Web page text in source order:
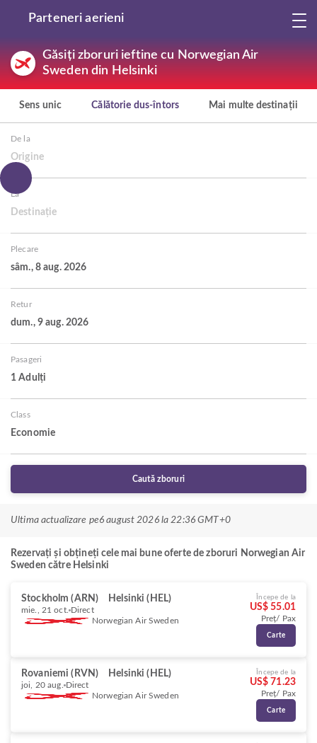
Parteneri aerieni
Găsiți zboruri ieftine cu Norwegian Air
Sweden din Helsinki
Sens unic Călătorie dus-întors Mai multe destinații
De la
Origine
La
Destinație
Plecare
sâm., 8 aug. 2026
Retur
dum., 9 aug. 2026
Pasageri
1 Adulți
Class
Economie
Caută zboruri
Ultima actualizare pe6 august 2026 la 22:36 GMT+0
Rezervați și obțineți cele mai bune oferte de zboruri Norwegian Air
Sweden către Helsinki
Stockholm (ARN) Helsinki (HEL)
mie., 21 oct. Direct
Norwegian Air Sweden
Începe de la
US$ 55.01
Preț/ Pax
Carte
Rovaniemi (RVN) Helsinki (HEL)
joi, 20 aug. Direct
Norwegian Air Sweden
Începe de la
US$ 71.23
Preț/ Pax
Carte